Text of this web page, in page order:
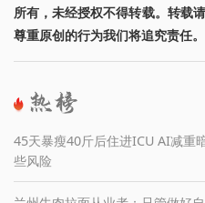
所有，未经授权不得转载。转
尊重原创的行为我们将追究责任。
45天暴瘦40斤后住进ICU AI减重
些风险